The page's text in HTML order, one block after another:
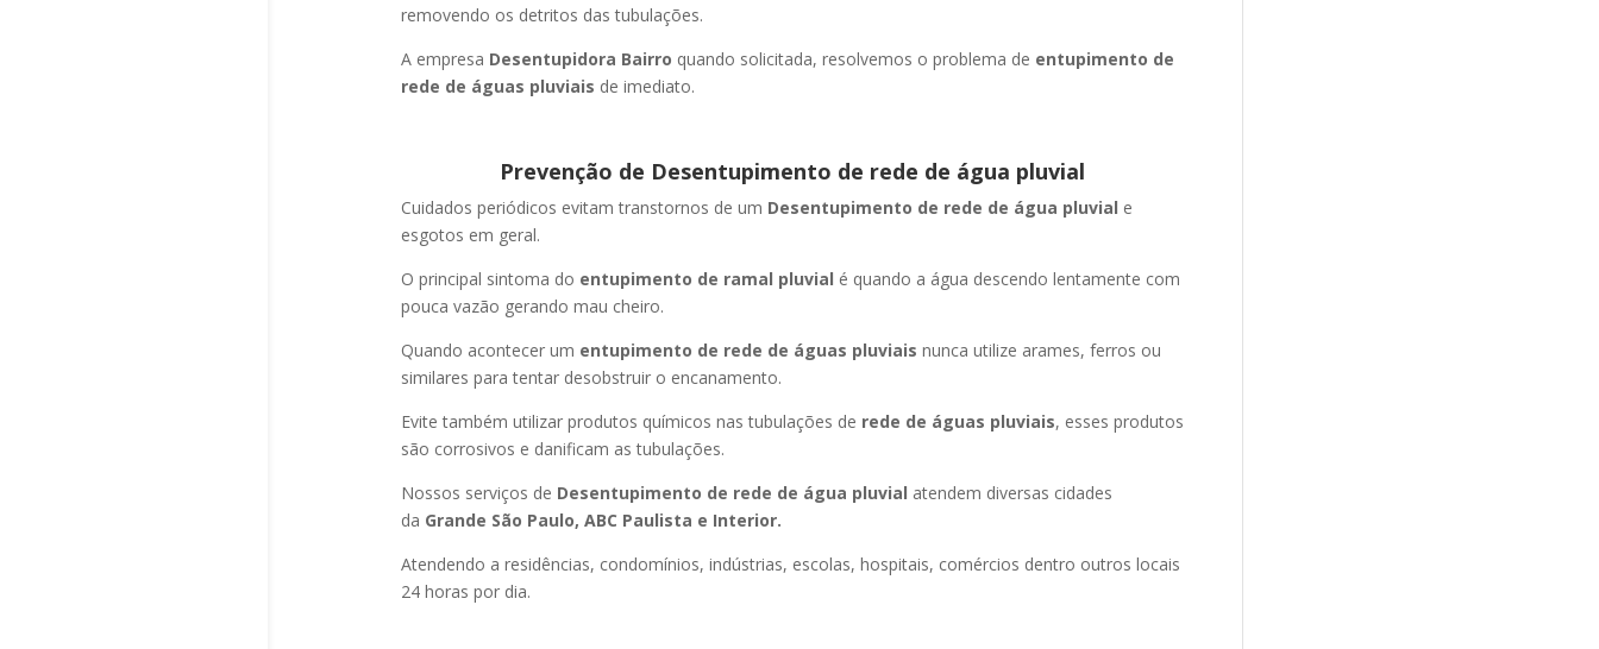
removendo os detritos das tubulações.
A empresa Desentupidora Bairro quando solicitada, resolvemos o problema de entupimento de
rede de águas pluviais de imediato.
Prevenção de Desentupimento de rede de água pluvial
Cuidados periódicos evitam transtornos de um Desentupimento de rede de água pluvial e
esgotos em geral.
O principal sintoma do entupimento de ramal pluvial é quando a água descendo lentamente com
pouca vazão gerando mau cheiro.
Quando acontecer um entupimento de rede de águas pluviais nunca utilize arames, ferros ou
similares para tentar desobstruir o encanamento.
Evite também utilizar produtos químicos nas tubulações de rede de águas pluviais, esses produtos
são corrosivos e danificam as tubulações.
Nossos serviços de Desentupimento de rede de água pluvial atendem diversas cidades
da Grande São Paulo, ABC Paulista e Interior.
Atendendo a residências, condomínios, indústrias, escolas, hospitais, comércios dentro outros locais
24 horas por dia.